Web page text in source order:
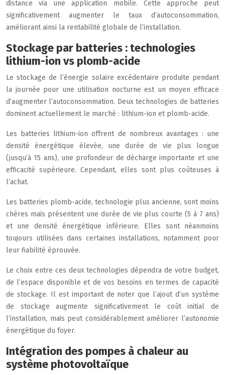
distance via une application mobile. Cette approche peut
significativement augmenter le taux d’autoconsommation,
améliorant ainsi la rentabilité globale de l’installation.
Stockage par batteries : technologies
lithium-ion vs plomb-acide
Le stockage de l’énergie solaire excédentaire produite pendant
la journée pour une utilisation nocturne est un moyen efficace
d’augmenter l’autoconsommation. Deux technologies de batteries
dominent actuellement le marché : lithium-ion et plomb-acide.
Les batteries lithium-ion offrent de nombreux avantages : une
densité énergétique élevée, une durée de vie plus longue
(jusqu’à 15 ans), une profondeur de décharge importante et une
efficacité supérieure. Cependant, elles sont plus coûteuses à
l’achat.
Les batteries plomb-acide, technologie plus ancienne, sont moins
chères mais présentent une durée de vie plus courte (5 à 7 ans)
et une densité énergétique inférieure. Elles sont néanmoins
toujours utilisées dans certaines installations, notamment pour
leur fiabilité éprouvée.
Le choix entre ces deux technologies dépendra de votre budget,
de l’espace disponible et de vos besoins en termes de capacité
de stockage. Il est important de noter que l’ajout d’un système
de stockage augmente significativement le coût initial de
l’installation, mais peut considérablement améliorer l’autonomie
énergétique du foyer.
Intégration des pompes à chaleur au
système photovoltaïque